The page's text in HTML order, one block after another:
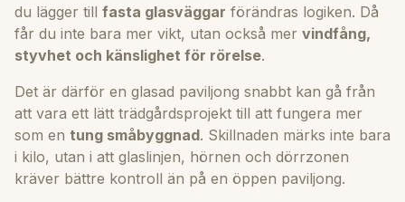
du lägger till fasta glasväggar förändras logiken. Då
får du inte bara mer vikt, utan också mer vindfång,
styvhet och känslighet för rörelse.
Det är därför en glasad paviljong snabbt kan gå från
att vara ett lätt trädgårdsprojekt till att fungera mer
som en tung småbyggnad. Skillnaden märks inte bara
i kilo, utan i att glaslinjen, hörnen och dörrzonen
kräver bättre kontroll än på en öppen paviljong.